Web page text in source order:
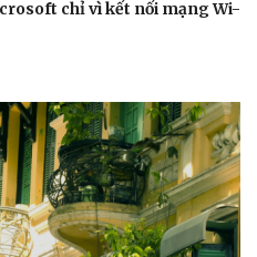
chỉ vì kết nối mạng Wi-